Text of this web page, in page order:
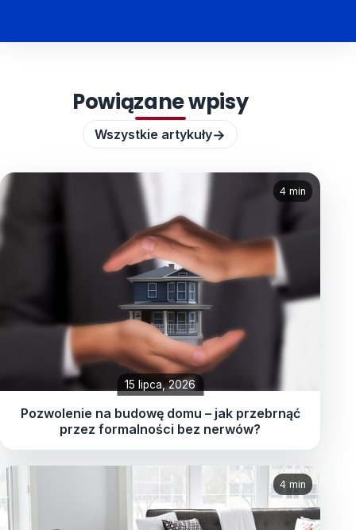
Powiązane wpisy
Wszystkie artykuły→
4 min
15 lipca, 2026
Pozwolenie na budowę domu – jak przebrnąć
przez formalności bez nerwów?
4 min